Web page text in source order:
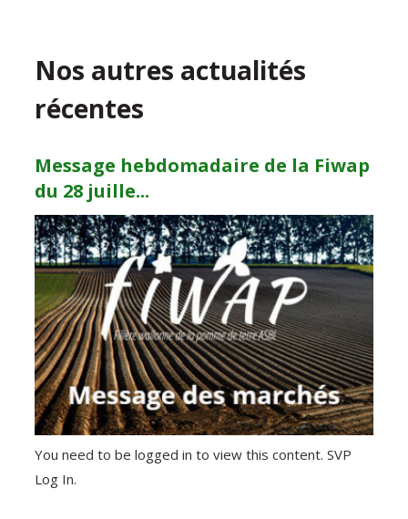
Nos autres actualités
récentes
Message hebdomadaire de la Fiwap
du 28 juille...
You need to be logged in to view this content. SVP
Log In.